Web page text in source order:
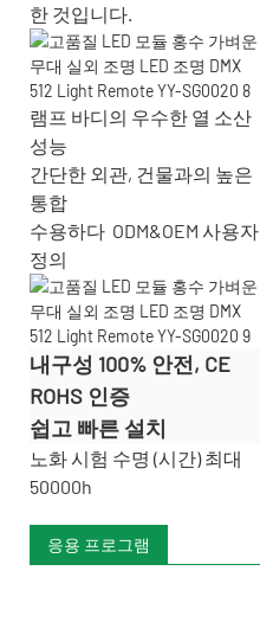
한 것입니다.
램프 바디의 우수한 열 소산
성능
간단한 외관, 건물과의 높은
통합
수용하다 ODM&OEM 사용자
정의
내구성 100% 안전, CE
ROHS 인증
쉽고 빠른 설치
노화 시험 수명 (시간) 최대
50000h
응용 프로그램